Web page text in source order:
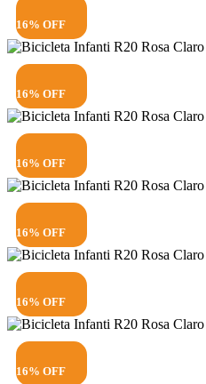
16% OFF
16% OFF
16% OFF
16% OFF
16% OFF
16% OFF